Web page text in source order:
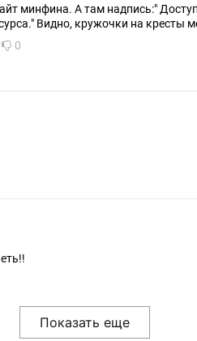
минфина. А там надпись:"
Видно, кружочки на кресты
0